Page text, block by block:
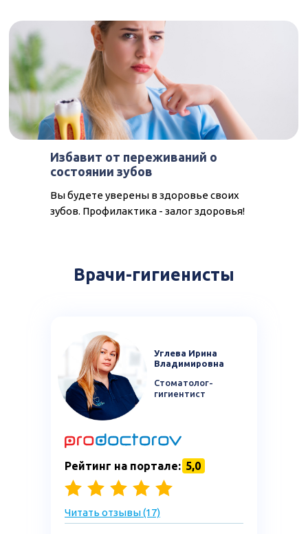
Избавит от переживаний о
состоянии зубов
Вы будете уверены в здоровье своих
зубов. Профилактика - залог здоровья!
Стоматолог-
гигиентист
Углева Ирина
Владимировна
Рейтинг на портале: 5,0
Читать отзывы (17)
Врачи-гигиенисты